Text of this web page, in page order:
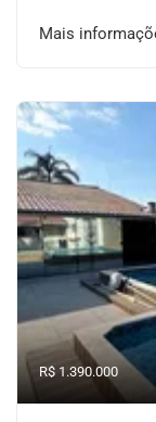
Mais
R$ 1.390.000